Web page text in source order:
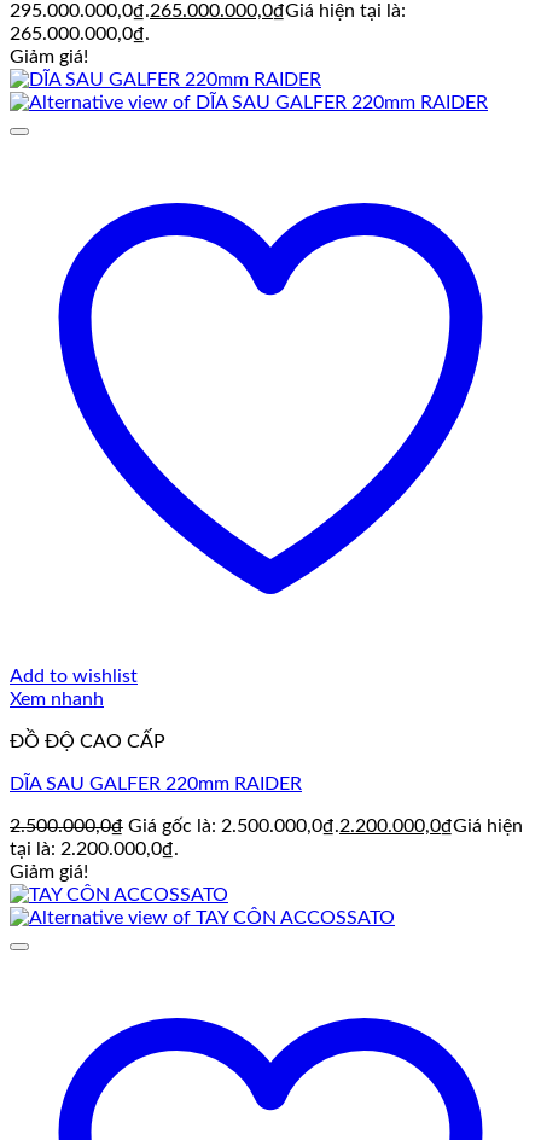
295.000.000,0₫.265.000.000,0₫Giá hiện tại là:
265.000.000,0₫.
Giảm giá!
Add to wishlist
Xem nhanh
ĐỒ ĐỘ CAO CẤP
DĨA SAU GALFER 220mm RAIDER
2.500.000,0₫ Giá gốc là: 2.500.000,0₫.2.200.000,0₫Giá hiện
tại là: 2.200.000,0₫.
Giảm giá!